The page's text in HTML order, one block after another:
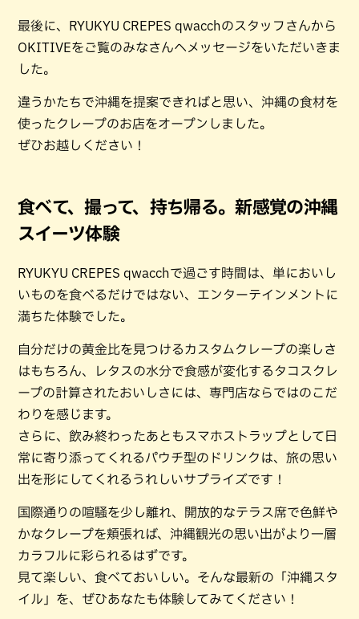
最後に、RYUKYU CREPES qwacchのスタッフさんから
OKITIVEをご覧のみなさんへメッセージをいただいきま
した。
違うかたちで沖縄を提案できればと思い、沖縄の食材を
使ったクレープのお店をオープンしました。
ぜひお越しください！
食べて、撮って、持ち帰る。新感覚の沖縄
スイーツ体験
RYUKYU CREPES qwacchで過ごす時間は、単においし
いものを食べるだけではない、エンターテインメントに
満ちた体験でした。
自分だけの黄金比を見つけるカスタムクレープの楽しさ
はもちろん、レタスの水分で食感が変化するタコスクレ
ープの計算されたおいしさには、専門店ならではのこだ
わりを感じます。
さらに、飲み終わったあともスマホストラップとして日
常に寄り添ってくれるパウチ型のドリンクは、旅の思い
出を形にしてくれるうれしいサプライズです！
国際通りの喧騒を少し離れ、開放的なテラス席で色鮮や
かなクレープを頬張れば、沖縄観光の思い出がより一層
カラフルに彩られるはずです。
見て楽しい、食べておいしい。そんな最新の「沖縄スタ
イル」を、ぜひあなたも体験してみてください！